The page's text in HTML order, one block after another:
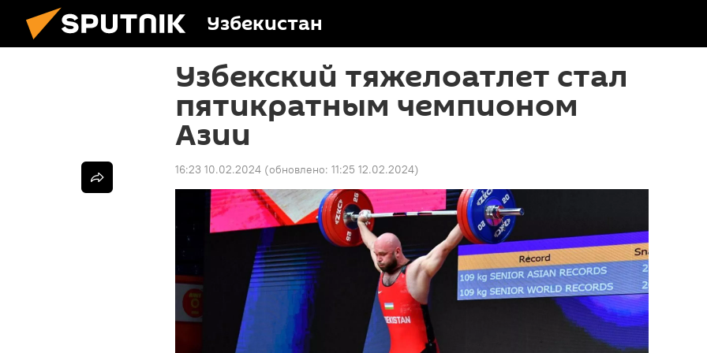
Узбекистан
Узбекский тяжелоатлет стал
пятикратным чемпионом
Азии
16:23 10.02.2024 (обновлено: 11:25 12.02.2024)